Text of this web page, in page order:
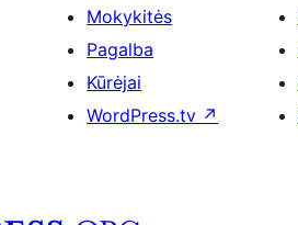
Mokykitės
Pagalba
Kūrėjai
WordPress.tv ↗